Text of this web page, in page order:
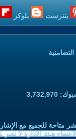
بنترست بلوكر
متاحة للجميع مع
هيئة الادارة لا